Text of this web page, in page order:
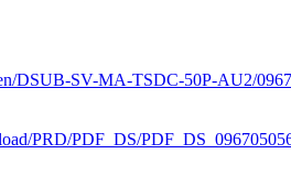
DSUB-SV-MA-TSDC-50P-AU2/
PRD/PDF_DS/